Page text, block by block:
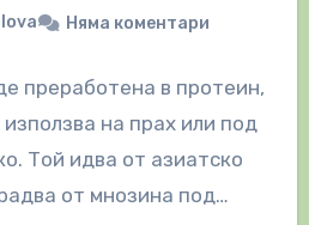
Няма коментари
преработена в протеин,
на прах или под
Той идва от азиатско
от мнозина под…